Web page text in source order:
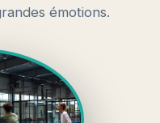
émotions.